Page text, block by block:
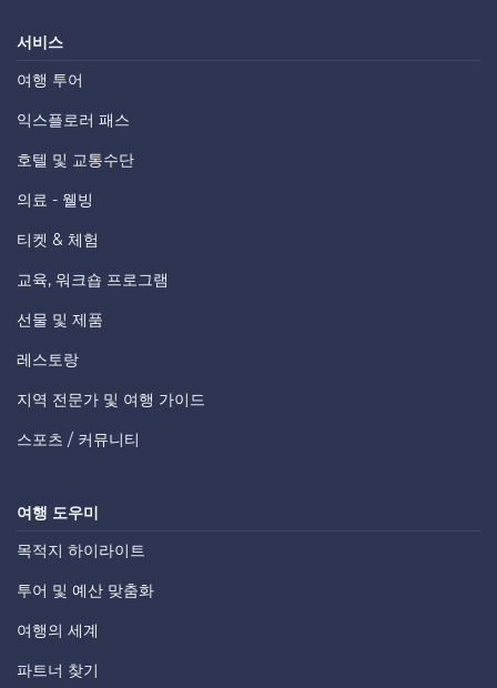
서비스
여행 투어
익스플로러 패스
호텔 및 교통수단
의료 - 웰빙
티켓 & 체험
교육, 워크숍 프로그램
선물 및 제품
레스토랑
지역 전문가 및 여행 가이드
스포츠 / 커뮤니티
여행 도우미
목적지 하이라이트
투어 및 예산 맞춤화
여행의 세계
파트너 찾기